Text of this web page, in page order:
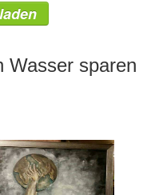
Wasser sparen